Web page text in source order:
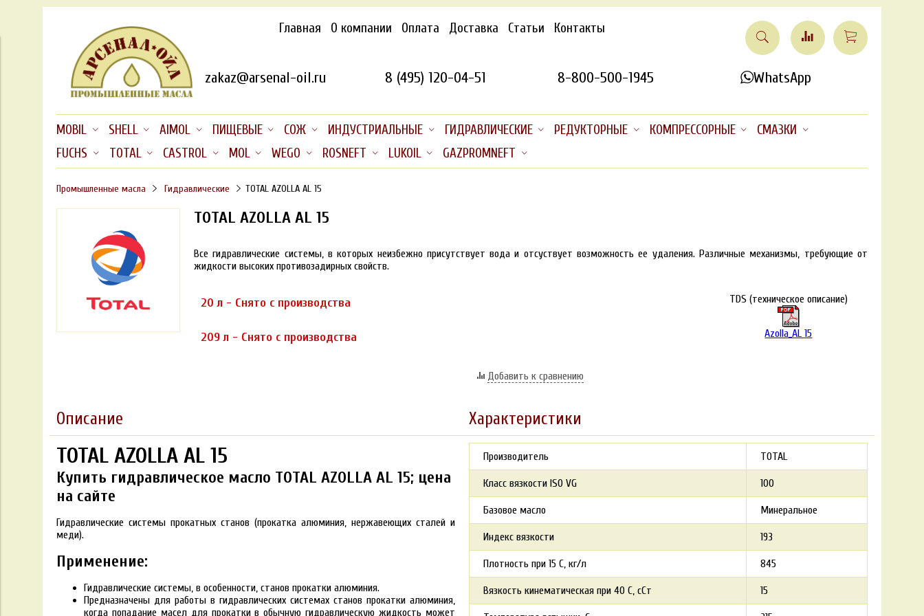
Главная О компании Оплата Доставка Статьи Контакты
zakaz@arsenal-oil.ru 8 (495) 120-04-51 8-800-500-1945 WhatsApp
MOBIL SHELL AIMOL ПИЩЕВЫЕ СОЖ ИНДУСТРИАЛЬНЫЕ ГИДРАВЛИЧЕСКИЕ РЕДУКТОРНЫЕ КОМПРЕССОРНЫЕ
СМАЗКИ
FUCHS
TOTAL CASTROL MOL WEGO ROSNEFT LUKOIL GAZPROMNEFT
Промышленные масла Гидравлические TOTAL AZOLLA AL 15
TOTAL AZOLLA AL 15
Все гидравлические системы, в которых неизбежно присутствует вода и отсуствует возможность ее удаления. Различные механизмы, требующие от
жидкости высоких противозадирных свойств.
20 л - Снято с производства
209 л - Снято с производства
TDS (техническое описание)
Azolla_AL 15
Добавить к сравнению
Описание Характеристики
TOTAL AZOLLA AL 15
Купить гидравлическое масло TOTAL AZOLLA AL 15; цена
на сайте
Гидравлические системы прокатных станов (прокатка алюминия, нержавеющих сталей и
меди).
Применение:
Гидравлические системы, в особенности, станов прокатки алюминия.
Предназначены для работы в гидравлических системах станов прокатки алюминия,
когда попадание масел для прокатки в обычную гидравлическую жидкость может
Производитель TOTAL
Класс вязкости ISO VG 100
Базовое масло Минеральное
Индекс вязкости 193
Плотность при 15 С, кг/л 845
Вязкость кинематическая при 40 С, сСт 15